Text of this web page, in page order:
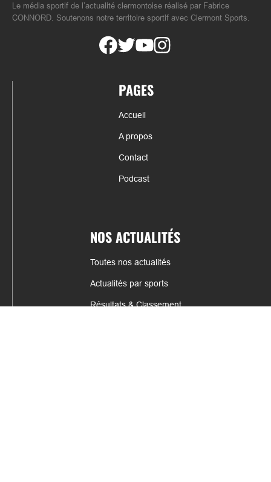
Le média sportif de l’actualité clermontoise réalisé par Fabrice
CONNORD. Soutenons notre territoire sportif avec Clermont Sports.
PAGES
Accueil
A propos
Contact
Podcast
NOS ACTUALITÉS
Toutes nos actualités
Actualités par sports
Résultats & Classement